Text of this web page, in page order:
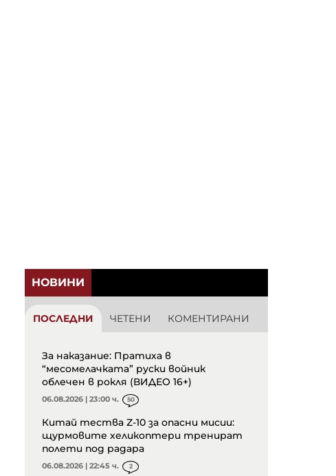
НОВИНИ
ПОСЛЕДНИ ЧЕТЕНИ КОМЕНТИРАНИ
За наказание: Пратиха в
“месомелачката” руски войник
облечен в рокля (ВИДЕО 16+)
06.08.2026 | 23:00 ч. 50
Китай тества Z-10 за опасни мисии:
щурмовите хеликоптери тренират
полети под радара
06.08.2026 | 22:45 ч. 2